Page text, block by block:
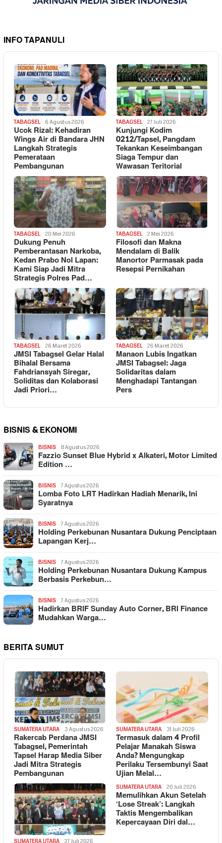
INFO TAPANULI
TABAGSEL 6 Agustus 2026
Ucok Rizal: Kehadiran
Wings Air di Bandara JHN
Langkah Strategis
Pemerataan
Pembangunan
TABAGSEL 27 Juli 2026
Kunjungi Kodim
0212/Tapsel, Pangdam
Tekankan Keseimbangan
Siaga Tempur dan
Wawasan Teritorial
TABAGSEL 20 Mei 2026
Dukung Penuh
Pemberantasan Narkoba,
Kedan Prabo Nol Lapan:
Kami Siap Jadi Mitra
Strategis Polres Pad…
TABAGSEL 2 Mei 2026
Filosofi dan Makna
Mendalam di Balik
Manortor Parmasak pada
Resepsi Pernikahan
TABAGSEL 26 Maret 2026
JMSI Tabagsel Gelar Halal
Bihalal Bersama
Fahdriansyah Siregar,
Soliditas dan Kolaborasi
Jadi Priori…
TABAGSEL 26 Maret 2026
Manaon Lubis Ingatkan
JMSI Tabagsel: Jaga
Solidaritas dalam
Menghadapi Tantangan
Pers
BISNIS & EKONOMI
BISNIS 8 Agustus 2026
Fazzio Sunset Blue Hybrid x Alkateri, Motor Limited
Edition …
BISNIS 7 Agustus 2026
Lomba Foto LRT Hadirkan Hadiah Menarik, Ini
Syaratnya
BISNIS 7 Agustus 2026
Holding Perkebunan Nusantara Dukung Penciptaan
Lapangan Kerj…
BISNIS 7 Agustus 2026
Holding Perkebunan Nusantara Dukung Kampus
Berbasis Perkebun…
BISNIS 7 Agustus 2026
Hadirkan BRIF Sunday Auto Corner, BRI Finance
Mudahkan Warga…
BERITA SUMUT
SUMATERA UTARA 3 Agustus 2026
Rakercab Perdana JMSI
Tabagsel, Pemerintah
Tapsel Harap Media Siber
Jadi Mitra Strategis
Pembangunan
SUMATERA UTARA 31 Juli 2026
Termasuk dalam 4 Profil
Pelajar Manakah Siswa
Anda? Mengungkap
Perilaku Tersembunyi Saat
Ujian Melal…
SUMATERA UTARA 27 Juli 2026
SUMATERA UTARA 20 Juli 2026
Memulihkan Akun Setelah
‘Lose Streak’: Langkah
Taktis Mengembalikan
Kepercayaan Diri dal…